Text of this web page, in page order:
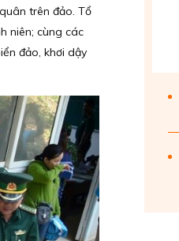
trên đảo. Tổ
niên; cùng các
đảo, khơi dậy